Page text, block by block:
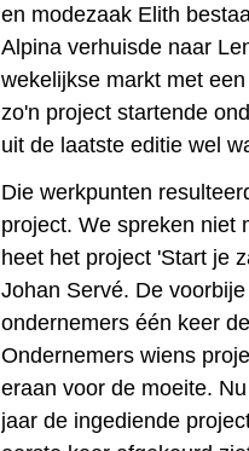
en modezaak Elith
Alpina verhuisde naar
wekelijkse markt met
zo'n project startende
uit de laatste editie wel
Die werkpunten
project. We spreken niet
heet het project 'Start je
Johan Servé. De
ondernemers één keer
Ondernemers wiens
eraan voor de moeite.
jaar de ingediende